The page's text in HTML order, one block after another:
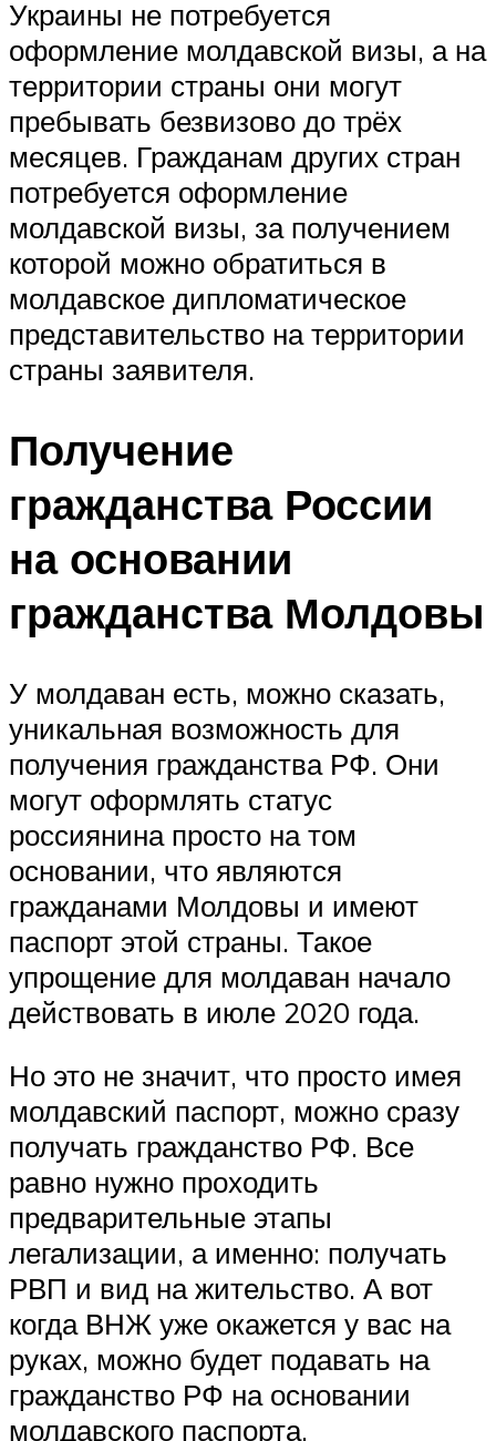
Украины не потребуется
оформление молдавской визы, а на
территории страны они могут
пребывать безвизово до трёх
месяцев. Гражданам других стран
потребуется оформление
молдавской визы, за получением
которой можно обратиться в
молдавское дипломатическое
представительство на территории
страны заявителя.
Получение
гражданства России
на основании
гражданства Молдовы
У молдаван есть, можно сказать,
уникальная возможность для
получения гражданства РФ. Они
могут оформлять статус
россиянина просто на том
основании, что являются
гражданами Молдовы и имеют
паспорт этой страны. Такое
упрощение для молдаван начало
действовать в июле 2020 года.
Но это не значит, что просто имея
молдавский паспорт, можно сразу
получать гражданство РФ. Все
равно нужно проходить
предварительные этапы
легализации, а именно: получать
РВП и вид на жительство. А вот
когда ВНЖ уже окажется у вас на
руках, можно будет подавать на
гражданство РФ на основании
молдавского паспорта.